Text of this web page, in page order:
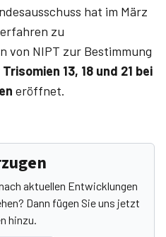
hat im März
zu
von NIPT zur Bestimmung
13, 18 und 21 bei
eröffnet.
aktuellen Entwicklungen
Dann fügen Sie uns jetzt
hinzu.